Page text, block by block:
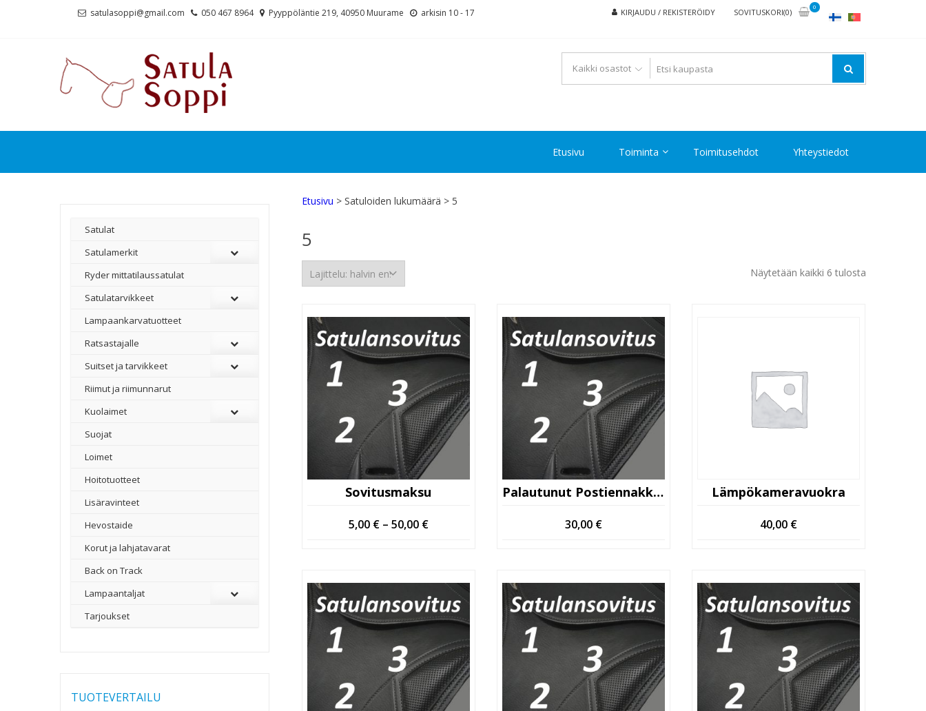
satulasoppi@gmail.com 050 467 8964 Pyyppöläntie 219, 40950 Muurame arkisin 10 - 17 KIRJAUDU / REKISTERÖIDY SOVITUSKORI(0)
0
Etusivu Toiminta Toimitusehdot Yhteystiedot
Etusivu > Satuloiden lukumäärä > 5
5
Näytetään kaikki 6 tulosta
Sovitusmaksu
5,00 € – 50,00 €Hintaluokka:
Palautunut Postiennakkolähetys
30,00 €
Lämpökameravuokra
40,00 €
Satulat
Satulamerkit
Ryder mittatilaussatulat
Satulatarvikkeet
–
Lampaankarvatuotteet
Ratsastajalle
Suitset ja tarvikkeet
Riimut ja riimunnarut
Kuolaimet
Suojat
Loimet
Hoitotuotteet
Lisäravinteet
Hevostaide
Korut ja lahjatavarat
Back on Track
Lampaantaljat
Tarjoukset
TUOTEVERTAILU